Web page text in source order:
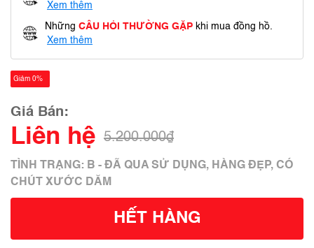
Xem thêm
Những CÂU HỎI THƯỜNG GẶP khi mua đồng hồ.
Xem thêm
Giảm 0%
Giá Bán:
Liên hệ 5.200.000₫
TÌNH TRẠNG: B - ĐÃ QUA SỬ DỤNG, HÀNG ĐẸP, CÓ
CHÚT XƯỚC DĂM
HẾT HÀNG